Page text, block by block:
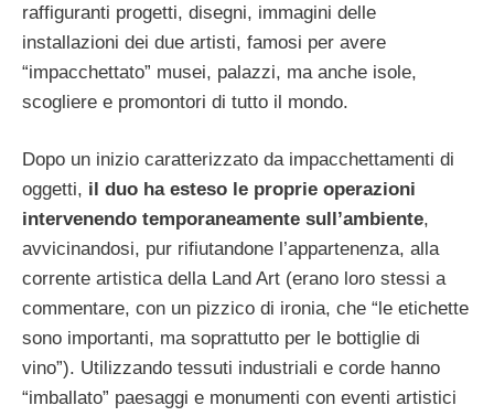
raffiguranti progetti, disegni, immagini delle
installazioni dei due artisti, famosi per avere
“impacchettato” musei, palazzi, ma anche isole,
scogliere e promontori di tutto il mondo.
Dopo un inizio caratterizzato da impacchettamenti di
oggetti, il duo ha esteso le proprie operazioni
intervenendo temporaneamente sull’ambiente,
avvicinandosi, pur rifiutandone l’appartenenza, alla
corrente artistica della Land Art (erano loro stessi a
commentare, con un pizzico di ironia, che “le etichette
sono importanti, ma soprattutto per le bottiglie di
vino”). Utilizzando tessuti industriali e corde hanno
“imballato” paesaggi e monumenti con eventi artistici